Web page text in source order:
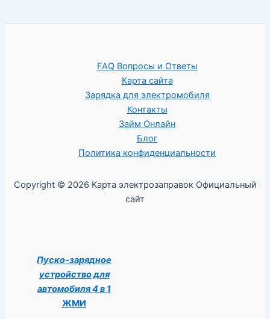
FAQ Вопросы и Ответы
Карта сайта
Зарядка для электромобиля
Контакты
Займ Онлайн
Блог
Политика конфиденциальности
Copyright © 2026 Карта электрозаправок Официальный
сайт
Пуско-зарядное
устройство для
автомобиля 4 в 1
ЖМИ